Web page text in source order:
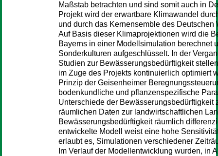
Maßstab betrachten und sind somit auch in
Projekt wird der erwartbare Klimawandel
und durch das Kernensemble des
Auf Basis dieser Klimaprojektionen wird die
Bayerns in einer Modellsimulation berechnet
Sonderkulturen aufgeschlüsselt. In der
Studien zur Bewässerungsbedürftigkeit
im Zuge des Projekts kontinuierlich optimiert
Prinzip der Geisenheimer
bodenkundliche und pflanzenspezifische
Unterschiede der
räumlichen Daten zur landwirtschaftlichen
Bewässerungsbedürftigkeit räumlich
entwickelte Modell weist eine hohe
erlaubt es, Simulationen verschiedener
Im Verlauf der Modellentwicklung wurden, in